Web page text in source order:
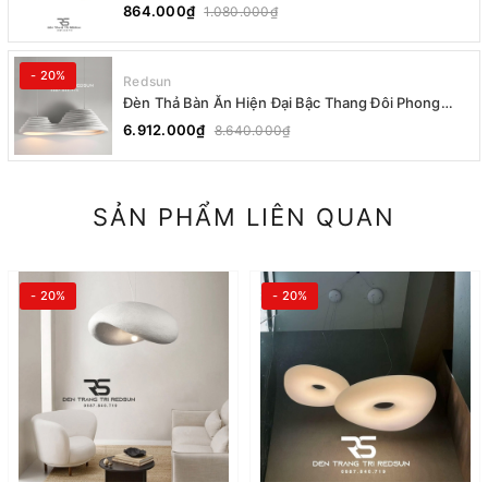
864.000₫ 1.080.000₫
- 20% Redsun
Đèn Thả Bàn Ăn Hiện Đại Bậc Thang Đôi Phong
Cách Nhật Bản Wabi-sabi DC-T078A
6.912.000₫ 8.640.000₫
SẢN PHẨM LIÊN QUAN
- 20% - 20%